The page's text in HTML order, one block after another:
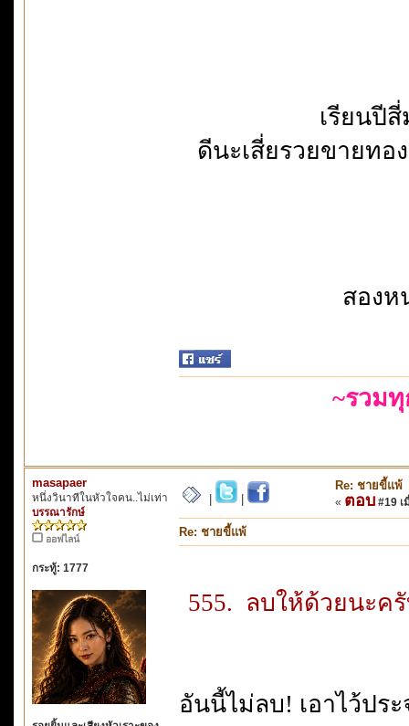
เรียนปี
ดีนะเสี่ยรวยขายทอ
สอง
~รวม
masapaer
หนึ่งวินาทีในหัวใจคน..ไม่เท่า
บรรณารักษ์
ออฟไลน์
กระทู้: 1777
Re: ชายขี้แพ้
« ตอบ #19 เ
Re: ชายขี้แพ้
555. ลบให้ด้วยนะ
อันนี้ไม่ลบ! เอาไว้ปร